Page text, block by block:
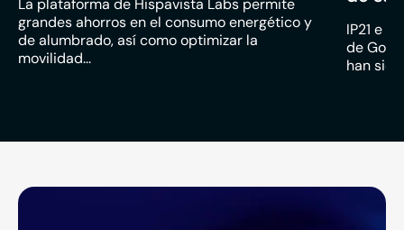
La plataforma de Hispavista Labs permite
grandes ahorros en el consumo energético y
de alumbrado, así como optimizar la
movilidad...
IP21 e
de
han